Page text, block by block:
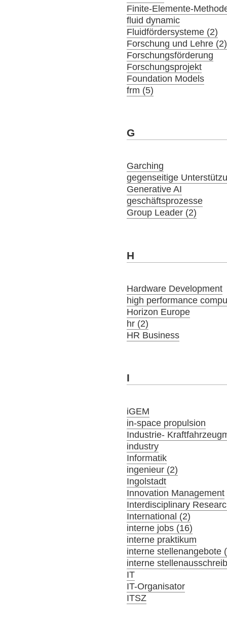
Finite-Elemente-
fluid dynamic
Fluidfördersysteme (2)
Forschung und Lehre (2)
Forschungsförderung
Forschungsprojekt
Foundation Models
frm (5)
G
Garching
gegenseitige
Generative AI
geschäftsprozesse
Group Leader (2)
H
Hardware Development
high performance
Horizon Europe
hr (2)
HR Business
I
iGEM
in-space propulsion
Industrie-
industry
Informatik
ingenieur (2)
Ingolstadt
Innovation Management
Interdisciplinary
International (2)
interne jobs (16)
interne praktikum
interne stellenangebote
interne
IT
IT-Organisator
ITSZ